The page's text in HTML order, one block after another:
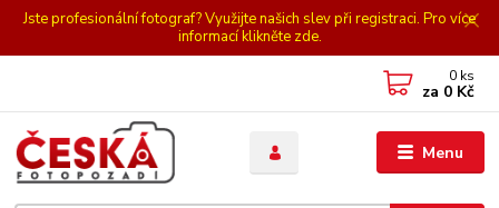
Jste profesionální fotograf? Využijte našich slev při registraci. Pro více
informací klikněte zde.
Menu
0 ks
za 0 Kč